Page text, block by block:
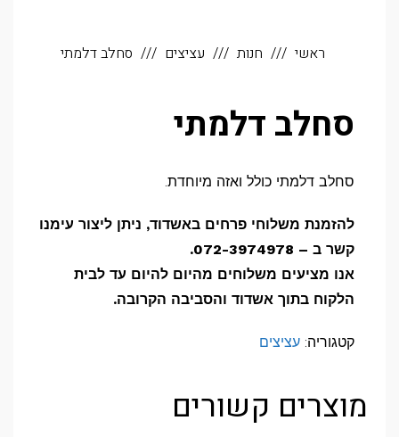
ראשי חנות עציצים סחלב דלמתי
סחלב דלמתי
סחלב דלמתי כולל ואזה מיוחדת.
להזמנת משלוחי פרחים באשדוד, ניתן ליצור עימנו
קשר ב – 072-3974978.
אנו מציעים משלוחים מהיום להיום עד לבית
הלקוח בתוך אשדוד והסביבה הקרובה.
קטגוריה: עציצים
מוצרים קשורים